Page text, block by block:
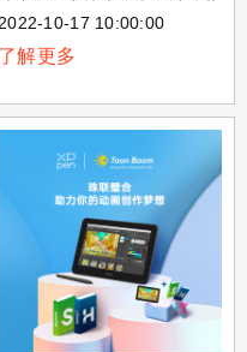
训中心升级项目”招标过程
中，XPPen品牌凭借业界领
先的硬件技术和成熟的商用产
轮激烈角逐后脱颖而出，最
拔得头筹
2022-10-17 10:00:00
了解更多